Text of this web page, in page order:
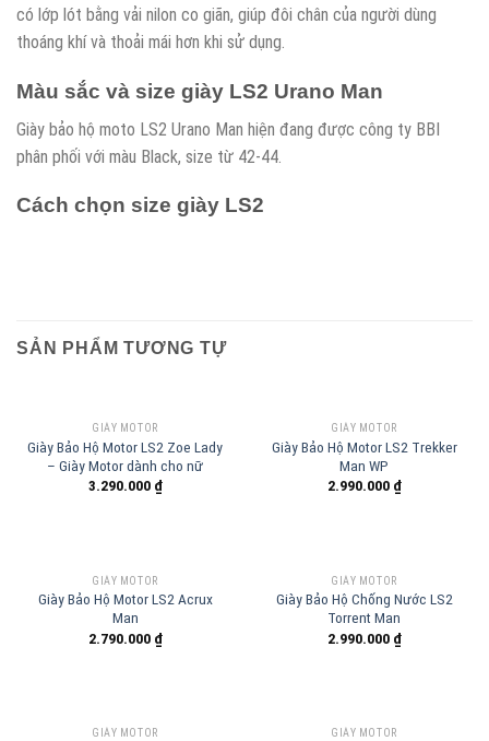
có lớp lót bằng vải nilon co giãn, giúp đôi chân của người dùng
thoáng khí và thoải mái hơn khi sử dụng.
Màu sắc và size giày LS2 Urano Man
Giày bảo hộ moto LS2 Urano Man hiện đang được công ty BBI
phân phối với màu Black, size từ 42-44.
Cách chọn size giày LS2
SẢN PHẨM TƯƠNG TỰ
GIÀY MOTOR
Giày Bảo Hộ Motor LS2 Zoe Lady
– Giày Motor dành cho nữ
3.290.000 ₫
GIÀY MOTOR
Giày Bảo Hộ Motor LS2 Trekker
Man WP
2.990.000 ₫
GIÀY MOTOR
Giày Bảo Hộ Motor LS2 Acrux
Man
2.790.000 ₫
GIÀY MOTOR
Giày Bảo Hộ Chống Nước LS2
Torrent Man
2.990.000 ₫
GIÀY MOTOR GIÀY MOTOR